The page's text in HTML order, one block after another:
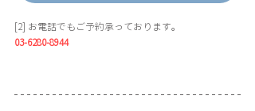
[2] お電話でもご予約承っております。
03-6280-8944